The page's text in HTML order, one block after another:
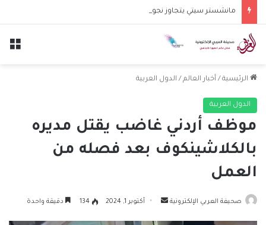
الرئيسية / أخبار العالم / الدول العربية
الدول العربية
موظف أردني غاضب يقتل مديره
بالكلاشينكوف بعد فصله من
العمل
صحيفة العربي الإلكترونية
أرسل أكتوبر 1, 2024 134 دقيقة واحدة